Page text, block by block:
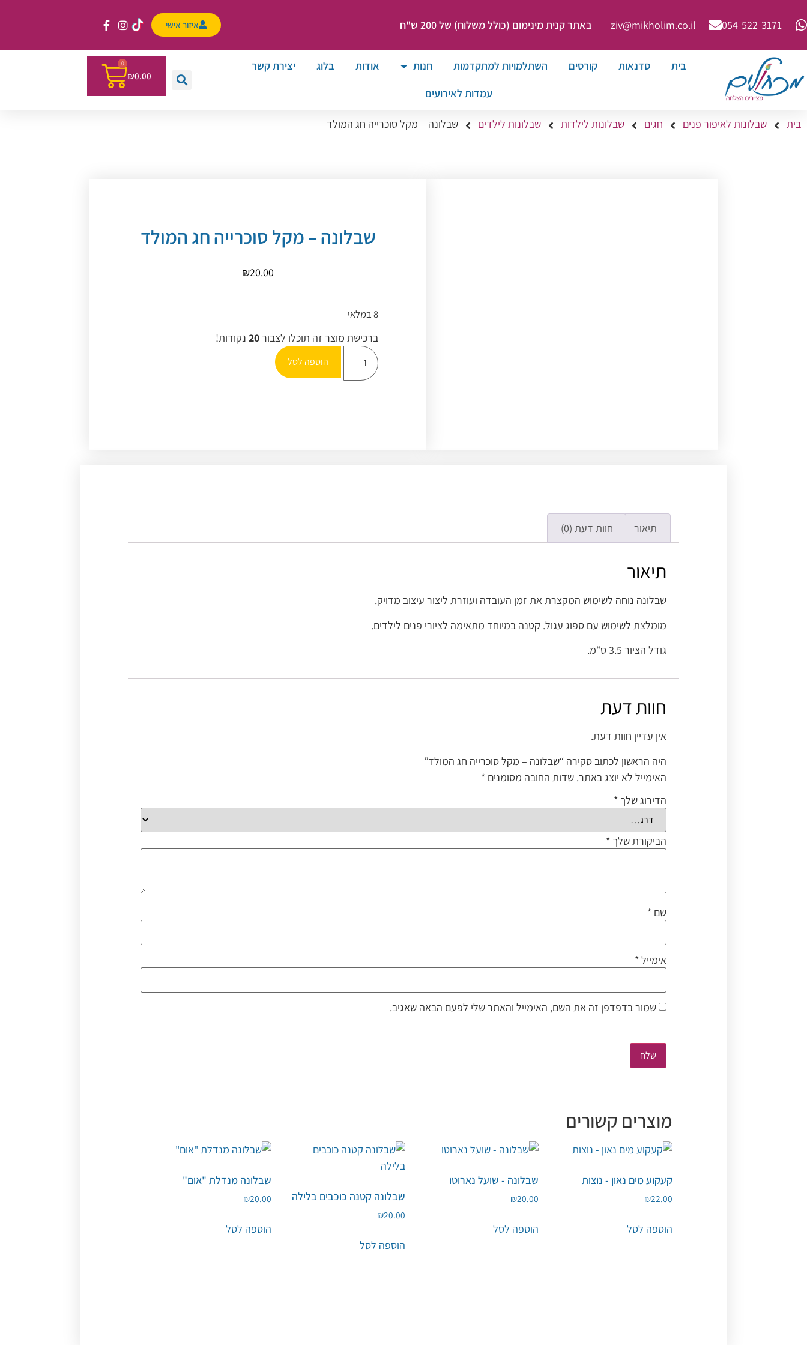
054-522-3171⁩
ziv@mikholim.co.il באתר קנית מינימום (כולל משלוח) של 200 ש"ח איזור אישי
בית סדנאות קורסים השתלמויות למתקדמות חנות אודות בלוג
יצירת קשר
עמדות לאירועים
₪0.00
0
בית שבלונות לאיפור פנים חגים שבלונות לילדות שבלונות לילדים שבלונה – מקל סוכרייה חג המולד
שבלונה – מקל סוכרייה חג המולד
₪20.00
8 במלאי
ברכישת מוצר זה תוכלו לצבור20 נקודות!
הוספה לסל
תיאור חוות דעת (0)
תיאור
שבלונה נוחה לשימוש המקצרת את זמן העובדה ועוזרת ליצור עיצוב מדויק.
מומלצת לשימוש עם ספוג עגול. קטנה במיוחד מתאימה לציורי פנים לילדים.
גודל הציור 3.5 ס”מ.
חוות דעת
אין עדיין חוות דעת.
היה הראשון לכתוב סקירה “שבלונה – מקל סוכרייה חג המולד”
האימייל לא יוצג באתר. שדות החובה מסומנים*
הדירוג שלך*
הביקורת שלך*
שם*
אימייל*
שמור בדפדפן זה את השם, האימייל והאתר שלי לפעם הבאה שאגיב.
מוצרים קשורים
קעקוע מים נאון - נוצות
₪22.00
הוספה לסל
שבלונה - שועל נארוטו
₪20.00
הוספה לסל
שבלונה קטנה כוכבים בלילה
₪20.00
הוספה לסל
שבלונה מנדלת "אום"
₪20.00
הוספה לסל